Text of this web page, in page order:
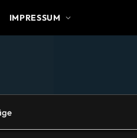
IMPRESSUM